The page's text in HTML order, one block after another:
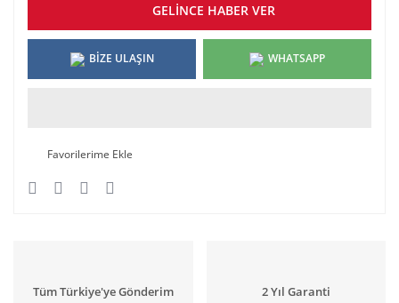
GELİNCE HABER VER
BİZE ULAŞIN WHATSAPP
Tüm Türkiye'ye Gönderim 2 Yıl Garanti